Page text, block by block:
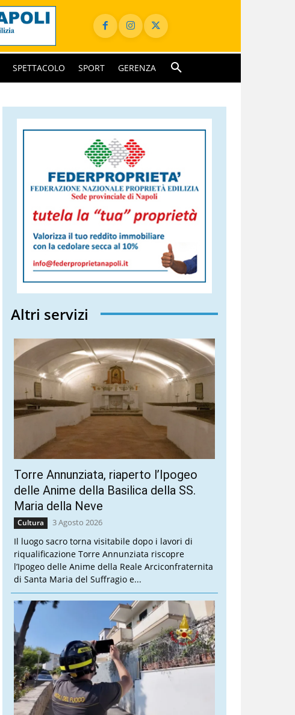
SPETTACOLO SPORT GERENZA
Altri servizi
Torre Annunziata, riaperto l’Ipogeo
delle Anime della Basilica della SS.
Maria della Neve
Cultura 3 Agosto 2026
Il luogo sacro torna visitabile dopo i lavori di
riqualificazione Torre Annunziata riscopre
l’Ipogeo delle Anime della Reale Arciconfraternita
di Santa Maria del Suffragio e...